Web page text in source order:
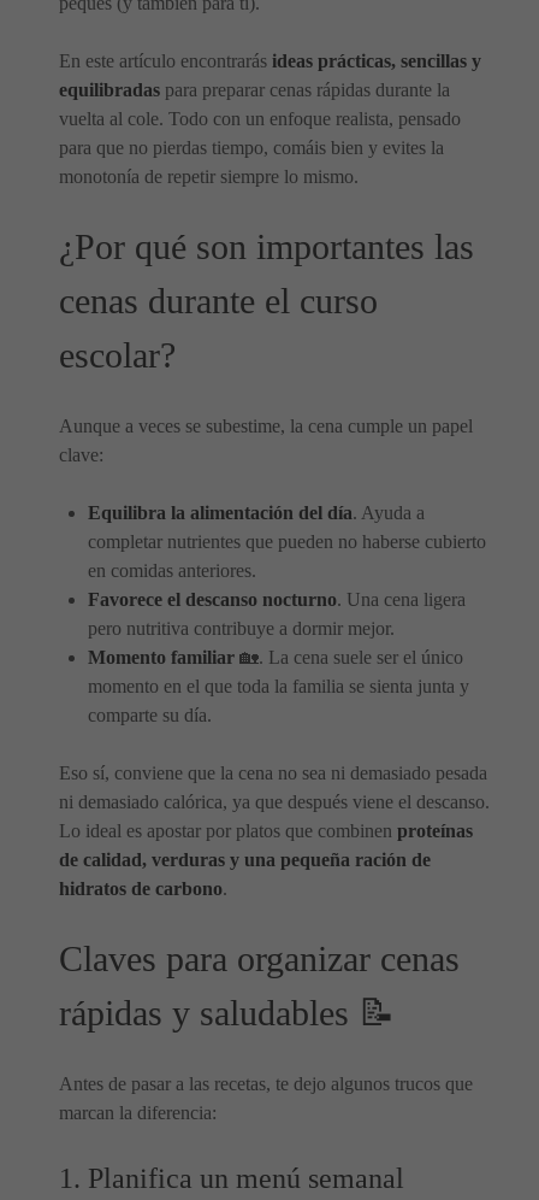
En este artículo encontrarás ideas prácticas, sencillas y
equilibradas para preparar cenas rápidas durante la
vuelta al cole. Todo con un enfoque realista, pensado
para que no pierdas tiempo, comáis bien y evites la
monotonía de repetir siempre lo mismo.
¿Por qué son importantes las
cenas durante el curso
escolar?
Aunque a veces se subestime, la cena cumple un papel
clave:
Equilibra la alimentación del día. Ayuda a
completar nutrientes que pueden no haberse cubierto
en comidas anteriores.
Favorece el descanso nocturno. Una cena ligera
pero nutritiva contribuye a dormir mejor.
Momento familiar 🏡. La cena suele ser el único
momento en el que toda la familia se sienta junta y
comparte su día.
Eso sí, conviene que la cena no sea ni demasiado pesada
ni demasiado calórica, ya que después viene el descanso.
Lo ideal es apostar por platos que combinen proteínas
de calidad, verduras y una pequeña ración de
hidratos de carbono.
Claves para organizar cenas
rápidas y saludables 📝
Antes de pasar a las recetas, te dejo algunos trucos que
marcan la diferencia:
1. Planifica un menú semanal